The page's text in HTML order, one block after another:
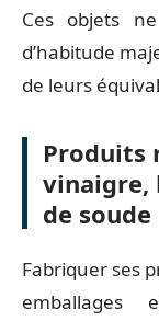
Ces objets
d’habitude
de leurs
Produits
vinaigre,
de soude
Fabriquer ses
emballages